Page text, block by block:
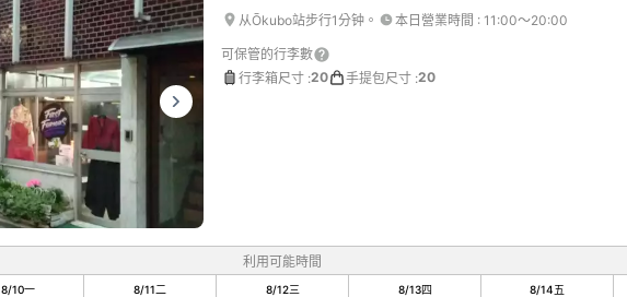
从Ōkubo站步行1分钟。 本日營業時間 : 11:00〜20:00
可保管的行李數
行李箱尺寸 :20 手提包尺寸 :20
利用可能時間
8/10一 8/11二 8/12三 8/13四 8/14五